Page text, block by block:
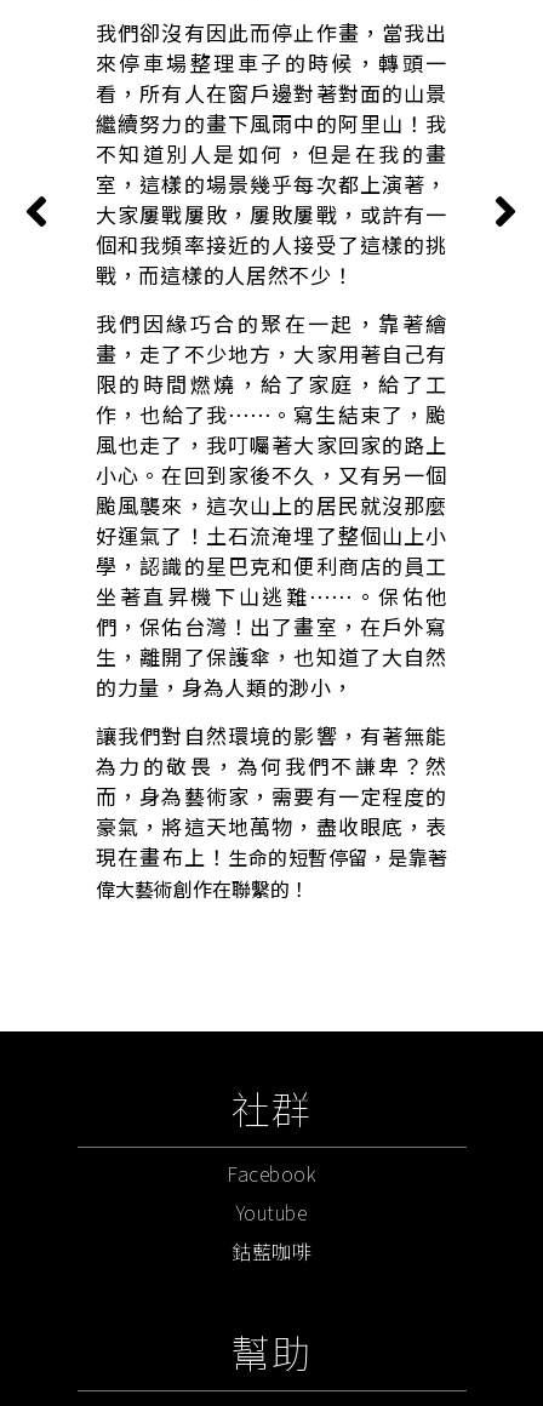
我們卻沒有因此而停止作畫，當我出
來停車場整理車子的時候，轉頭一
看，所有人在窗戶邊對著對面的山景
繼續努力的畫下風雨中的阿里山！我
不知道別人是如何，但是在我的畫
室，這樣的場景幾乎每次都上演著，
大家屢戰屢敗，屢敗屢戰，或許有一
個和我頻率接近的人接受了這樣的挑
戰，而這樣的人居然不少！
我們因緣巧合的聚在一起，靠著繪
畫，走了不少地方，大家用著自己有
限的時間燃燒，給了家庭，給了工
作，也給了我⋯⋯。寫生結束了，颱
風也走了，我叮囑著大家回家的路上
小心。在回到家後不久，又有另一個
颱風襲來，這次山上的居民就沒那麼
好運氣了！土石流淹埋了整個山上小
學，認識的星巴克和便利商店的員工
坐著直昇機下山逃難⋯⋯。保佑他
們，保佑台灣！出了畫室，在戶外寫
生，離開了保護傘，也知道了大自然
的力量，身為人類的渺小，
讓我們對自然環境的影響，有著無能
為力的敬畏，為何我們不謙卑？然
而，身為藝術家，需要有一定程度的
豪氣，將這天地萬物，盡收眼底，表
現在畫布上！ 生命的短暫停留，是靠著
偉大藝術創作在聯繫的！
社群
Facebook
Youtube
鈷藍咖啡
幫助